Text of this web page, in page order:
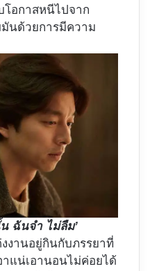
โอกาสหนีไปจาก
นด้วยการมีความ
ฉันจำ ไม่ลืม’
งานอยู่กินกับภรรยาที่
าแน่เอานอนไม่ค่อยได้